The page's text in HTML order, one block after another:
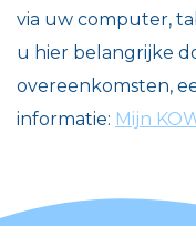
via uw computer,
u hier belangrijke
overeenkomsten,
informatie: Mijn